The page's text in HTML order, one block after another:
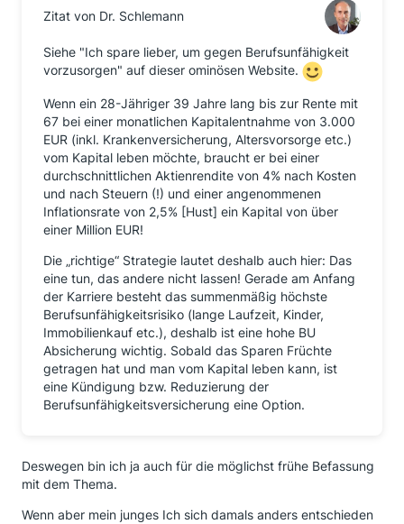
Zitat von Dr. Schlemann
Siehe "Ich spare lieber, um gegen Berufsunfähigkeit
vorzusorgen" auf dieser ominösen Website.
Wenn ein 28-Jähriger 39 Jahre lang bis zur Rente mit
67 bei einer monatlichen Kapitalentnahme von 3.000
EUR (inkl. Krankenversicherung, Altersvorsorge etc.)
vom Kapital leben möchte, braucht er bei einer
durchschnittlichen Aktienrendite von 4% nach Kosten
und nach Steuern (!) und einer angenommenen
Inflationsrate von 2,5% [Hust] ein Kapital von über
einer Million EUR!
Die „richtige“ Strategie lautet deshalb auch hier: Das
eine tun, das andere nicht lassen! Gerade am Anfang
der Karriere besteht das summenmäßig höchste
Berufsunfähigkeitsrisiko (lange Laufzeit, Kinder,
Immobilienkauf etc.), deshalb ist eine hohe BU
Absicherung wichtig. Sobald das Sparen Früchte
getragen hat und man vom Kapital leben kann, ist
eine Kündigung bzw. Reduzierung der
Berufsunfähigkeitsversicherung eine Option.
Deswegen bin ich ja auch für die möglichst frühe Befassung
mit dem Thema.
Wenn aber mein junges Ich sich damals anders entschieden